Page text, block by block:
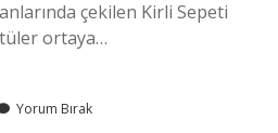
çekilen Kirli Sepeti
ortaya…
Yorum Bırak